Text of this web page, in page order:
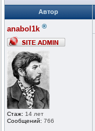
Автор
anabol1k ®
Стаж: 14 лет
Сообщений: 766